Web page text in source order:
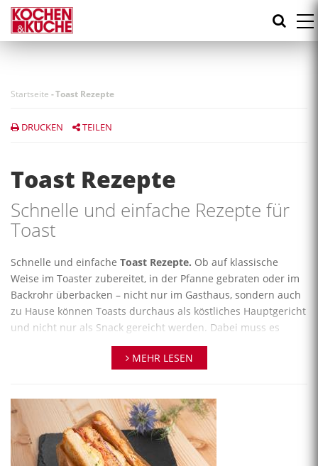
Direkt
zum
Inhalt
Startseite -Toast Rezepte
DRUCKEN TEILEN
Toast Rezepte
Schnelle und einfache Rezepte für
Toast
Schnelle und einfache Toast Rezepte. Ob auf klassische
Weise im Toaster zubereitet, in der Pfanne gebraten oder im
Backrohr überbacken – nicht nur im Gasthaus, sondern auch
zu Hause können Toasts durchaus als köstliches Hauptgericht
und nicht nur als Snack gereicht werden. Dabei muss es
keinesfalls immer ein klassischer Schinken-Käse-Toast oder
ein Toast Hawaii sein. Wir haben die besten
MEHR LESEN